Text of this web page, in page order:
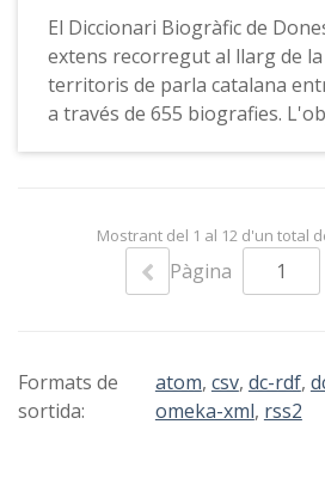
El Diccionari Biogràfic de
extens recorregut al llarg de
territoris de parla catalana
a través de 655 biografies.
d’actuació.
Mallorca i la Xarxa Vives
activar el diccionari en 2010.
elaboració, a càrrec de la Xarxa
Mostrant del 1 al 12 d'un total
Pàgina
Formats de
sortida:
atom, csv, dc-rdf,
omeka-xml, rss2